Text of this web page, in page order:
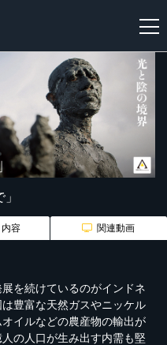
容 関連動画
を続けているのがインドネ
豊富な天然ガスやニッケル
イルなどの農産物の輸出が
の人口が生み出す内需も堅